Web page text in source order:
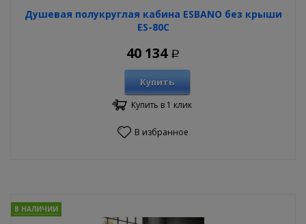
Душевая полукруглая кабина ESBANO без крыши
ES-80C
40 134 Р
Купить
Купить в 1 клик
В избранное
В НАЛИЧИИ